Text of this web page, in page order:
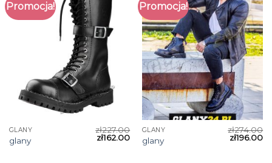
Promocja!
GLANY
glany
zł227.00
zł162.00
Promocja!
GLANY
glany
zł274.00
zł196.00